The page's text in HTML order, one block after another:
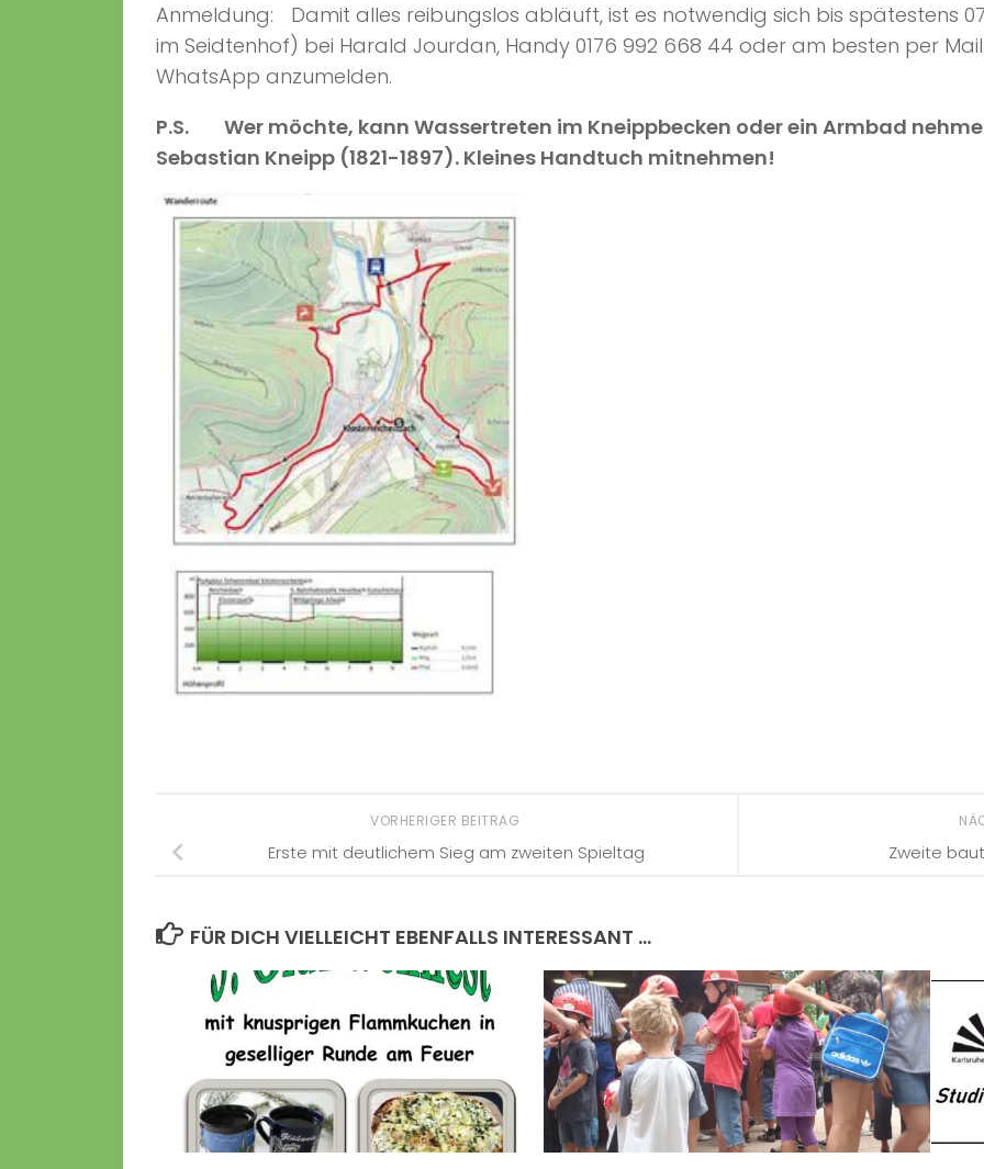
Anmeldung:
Damit alles reibungslos abläuft, ist es notwendig sich bis spätestens
im Seidtenhof) bei Harald Jourdan, Handy 0176 992 668 44 oder am besten per
WhatsApp anzumelden.
P.S. Wer möchte, kann Wassertreten im Kneippbecken oder ein Armbad
Sebastian Kneipp (1821-1897). Kleines Handtuch mitnehmen!
Zweite
VORHERIGER BEITRAG
Erste mit deutlichem Sieg am zweiten Spieltag
FÜR DICH VIELLEICHT EBENFALLS INTERESSANT …